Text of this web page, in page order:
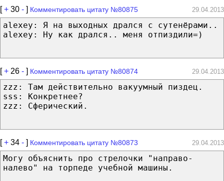
[+ 30 - ] Комментировать цитату №80875 29.04.2013
alexey: Я на выходных дрался с сутенёрами..
alexey: Ну как дрался.. меня отпиздили=)
[+ 26 - ] Комментировать цитату №80874 29.04.2013
zzz: Там действительно вакуумный пиздец.
sss: Конкретнее?
zzz: Сферический.
[+ 34 - ] Комментировать цитату №80873 29.04.2013
Могу объяснить про стрелочки "направо-
налево" на торпеде учебной машины.